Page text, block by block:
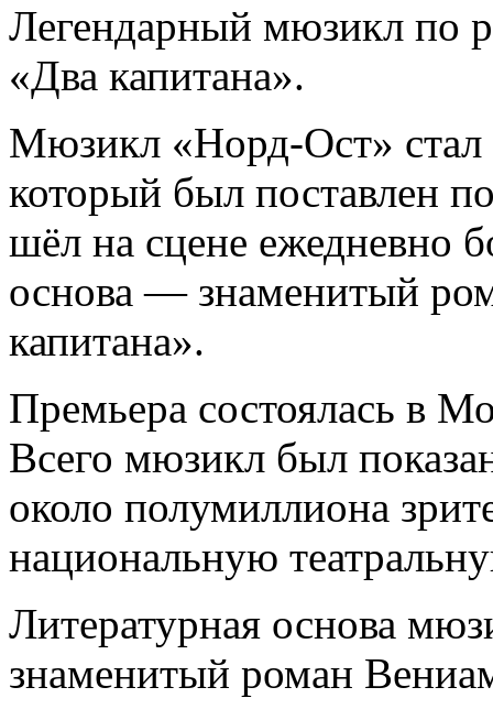
Легендарный мюзикл по
«Два капитана».
Мюзикл «Норд-Ост» стал
который был поставлен
шёл на сцене ежедневно
основа — знаменитый
капитана».
Премьера состоялась в
Всего мюзикл был
около полумиллиона
национальную
Литературная основа
знаменитый роман